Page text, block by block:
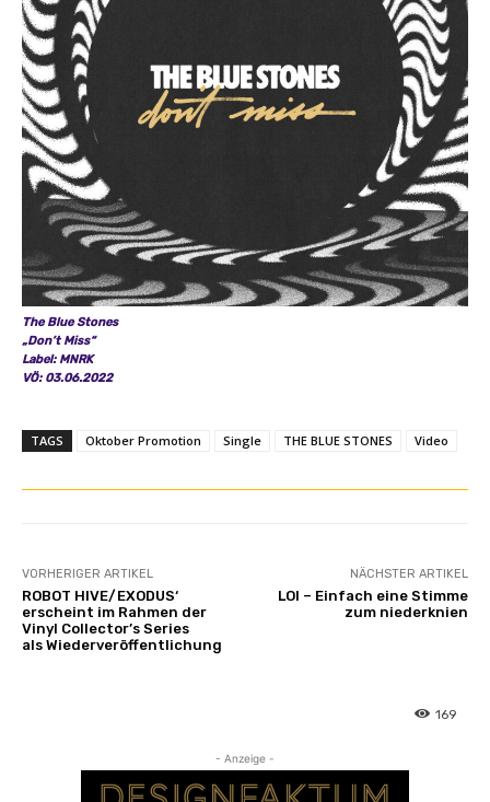
c
V
i
d
e
o
n
Y
o
u
T
n
i
g
e
n
The Blue Stones
„Don’t Miss“
Label: MNRK
VÖ: 03.06.2022
TAGS Oktober Promotion Single THE BLUE STONES Video
VORHERIGER ARTIKEL
ROBOT HIVE/EXODUS‘
erscheint im Rahmen der
Vinyl Collector’s Series
als Wiederveröffentlichung
NÄCHSTER ARTIKEL
LOI – Einfach eine Stimme
zum niederknien
169
- Anzeige -